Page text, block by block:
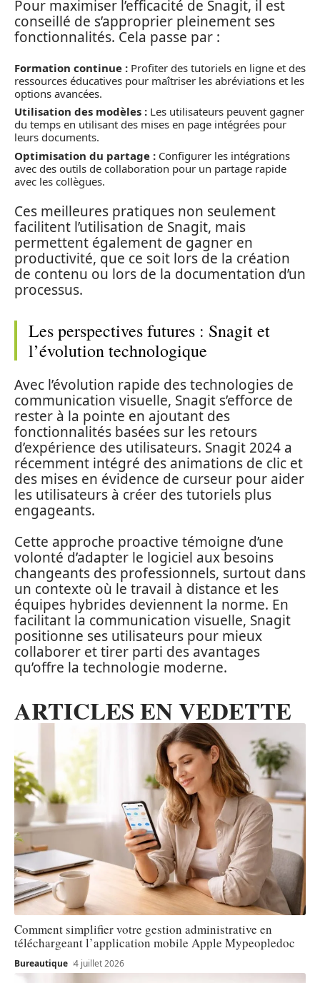
Pour maximiser l’efficacité de Snagit, il est
conseillé de s’approprier pleinement ses
fonctionnalités. Cela passe par :
Formation continue : Profiter des tutoriels en ligne et des
ressources éducatives pour maîtriser les abréviations et les
options avancées.
Utilisation des modèles : Les utilisateurs peuvent gagner
du temps en utilisant des mises en page intégrées pour
leurs documents.
Optimisation du partage : Configurer les intégrations
avec des outils de collaboration pour un partage rapide
avec les collègues.
Ces meilleures pratiques non seulement
facilitent l’utilisation de Snagit, mais
permettent également de gagner en
productivité, que ce soit lors de la création
de contenu ou lors de la documentation d’un
processus.
Les perspectives futures : Snagit et
l’évolution technologique
Avec l’évolution rapide des technologies de
communication visuelle, Snagit s’efforce de
rester à la pointe en ajoutant des
fonctionnalités basées sur les retours
d’expérience des utilisateurs. Snagit 2024 a
récemment intégré des animations de clic et
des mises en évidence de curseur pour aider
les utilisateurs à créer des tutoriels plus
engageants.
Cette approche proactive témoigne d’une
volonté d’adapter le logiciel aux besoins
changeants des professionnels, surtout dans
un contexte où le travail à distance et les
équipes hybrides deviennent la norme. En
facilitant la communication visuelle, Snagit
positionne ses utilisateurs pour mieux
collaborer et tirer parti des avantages
qu’offre la technologie moderne.
ARTICLES EN VEDETTE
Comment simplifier votre gestion administrative en
téléchargeant l’application mobile Apple Mypeopledoc
Bureautique 4 juillet 2026